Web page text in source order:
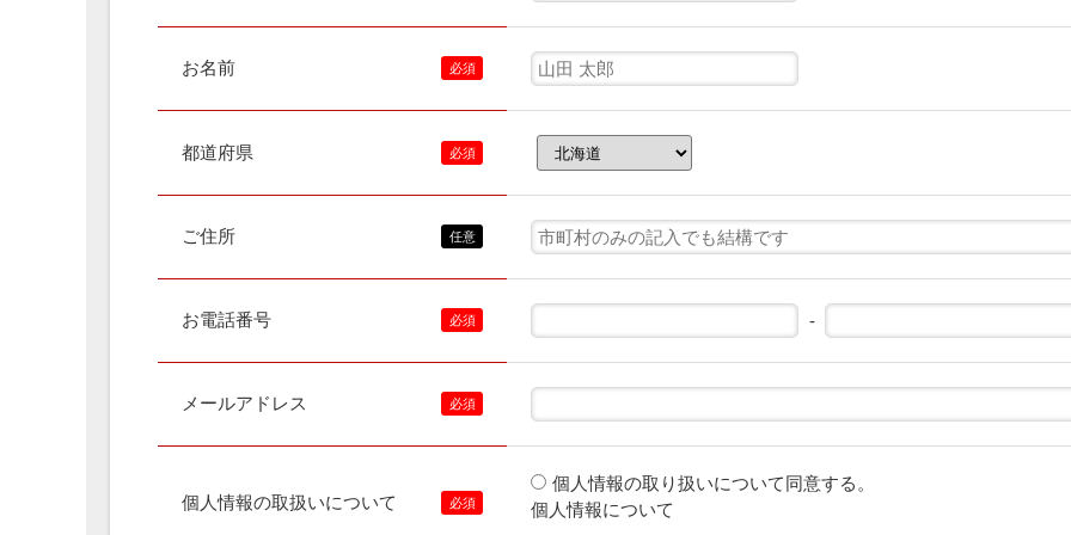
お名前
都道府県
ご住所
お電話番号 -
メールアドレス
個人情報の取扱いについて
個人情報の取り扱いについて同意する。
個人情報について